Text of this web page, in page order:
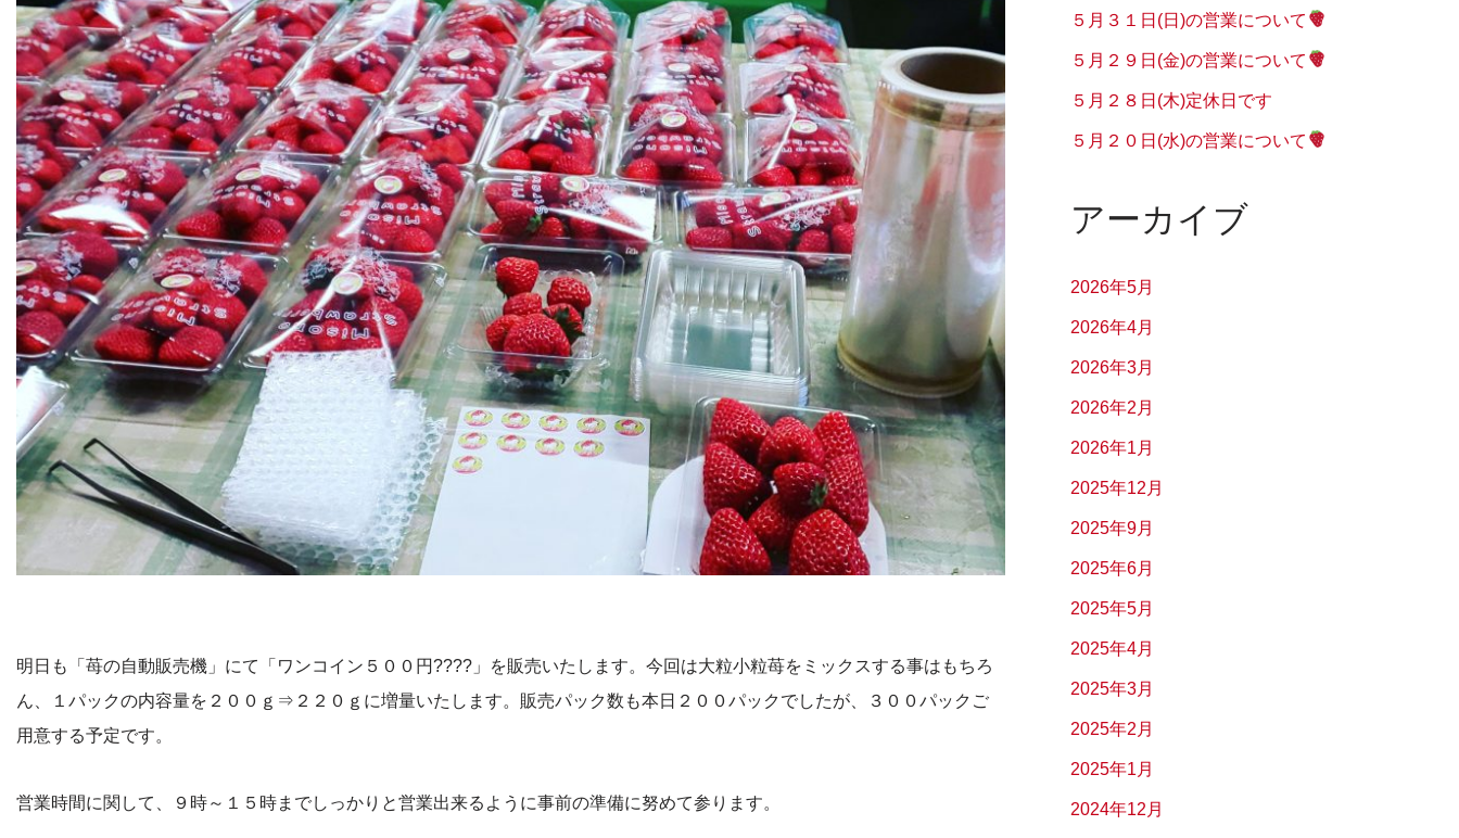
明日も「苺の自動販売機」にて「ワンコイン５００円????」を販売いたします。今回は大粒小粒苺をミックスする事はもちろ
ん、１パックの内容量を２００ｇ⇒２２０ｇに増量いたします。販売パック数も本日２００パックでしたが、３００パックご
用意する予定です。
営業時間に関して、９時～１５時までしっかりと営業出来るように事前の準備に努めて参ります。
５月３１日(日)の営業について
５月２９日(金)の営業について
５月２８日(木)定休日です
５月２０日(水)の営業について
アーカイブ
2026年5月
2026年4月
2026年3月
2026年2月
2026年1月
2025年12月
2025年9月
2025年6月
2025年5月
2025年4月
2025年3月
2025年2月
2025年1月
2024年12月